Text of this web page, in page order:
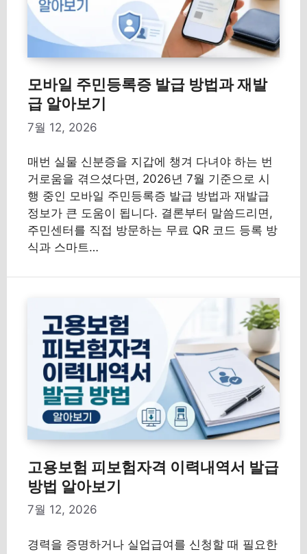
모바일 주민등록증 발급 방법과 재발
급 알아보기
7월 12, 2026
매번 실물 신분증을 지갑에 챙겨 다녀야 하는 번
거로움을 겪으셨다면, 2026년 7월 기준으로 시
행 중인 모바일 주민등록증 발급 방법과 재발급
정보가 큰 도움이 됩니다. 결론부터 말씀드리면,
주민센터를 직접 방문하는 무료 QR 코드 등록 방
식과 스마트…
고용보험 피보험자격 이력내역서 발급
방법 알아보기
7월 12, 2026
경력을 증명하거나 실업급여를 신청할 때 필요한